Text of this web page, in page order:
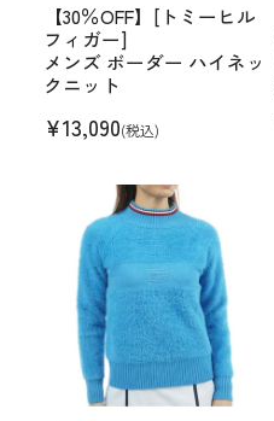
【30％OFF】[トミーヒル
フィガー]
メンズ ボーダー ハイネッ
クニット
¥13,090(税込)